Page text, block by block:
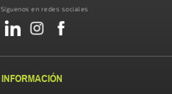
Síguenos en redes sociales
INFORMACIÓN